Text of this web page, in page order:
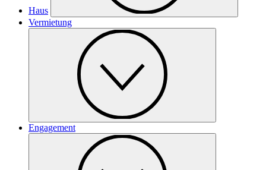
Haus
Vermietung
Engagement